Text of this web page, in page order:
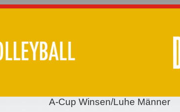
A-Cup Winsen/Luhe Männer